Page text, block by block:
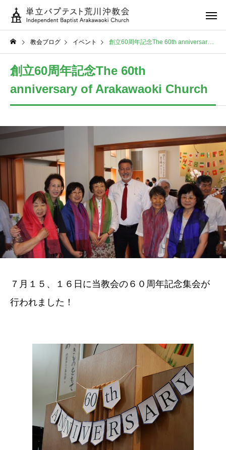
教会ブログ イベント 創立60周年記念The 60th anniversary of Arakawaoki Church
創立60周年記念The 60th
anniversary of Arakawaoki Church
７月１５、１６日に当教会の６０周年記念集会が
行われました！